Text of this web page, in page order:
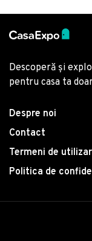
Descoperă și
pentru casa ta
Despre noi
Contact
Termeni de
Politica de